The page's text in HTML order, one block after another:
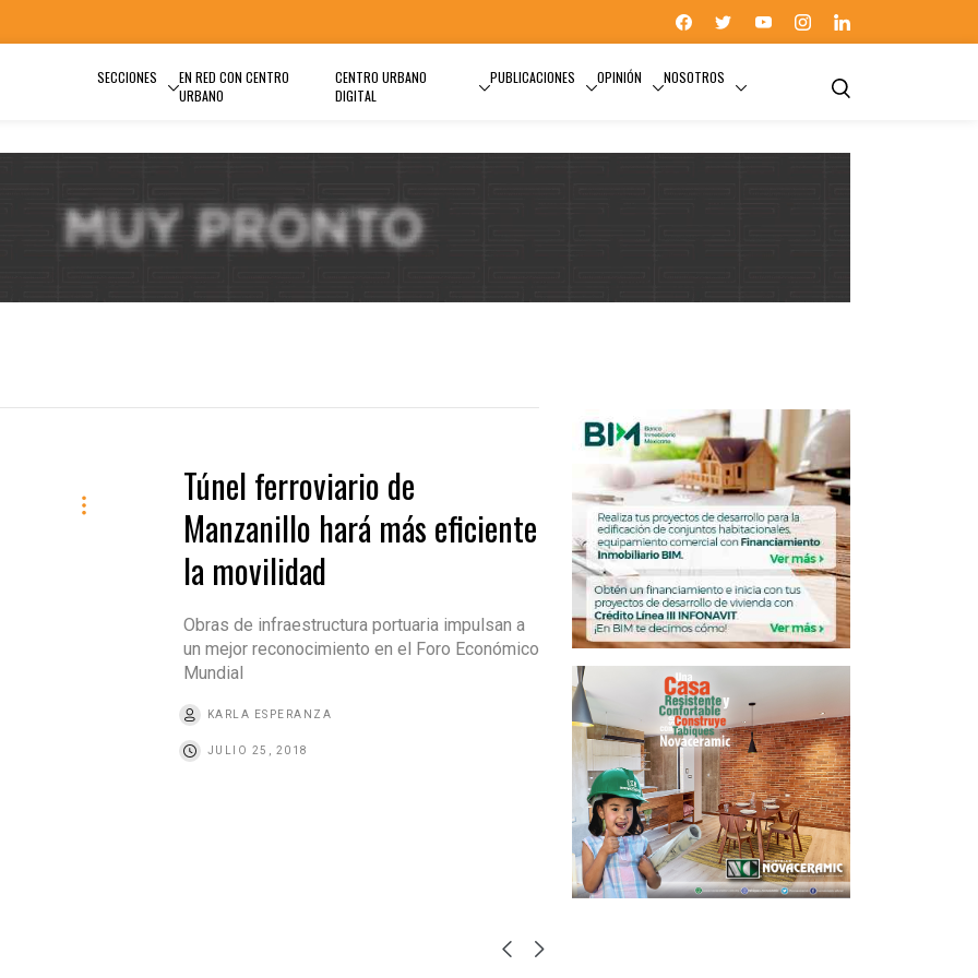
SECCIONES
EN RED CON CENTRO
URBANO
CENTRO URBANO
DIGITAL
PUBLICACIONES OPINIÓN NOSOTROS
Túnel ferroviario de
Manzanillo hará más eficiente
la movilidad
Obras de infraestructura portuaria impulsan a
un mejor reconocimiento en el Foro Económico
Mundial
KARLA ESPERANZA
JULIO 25, 2018
TÚNEL